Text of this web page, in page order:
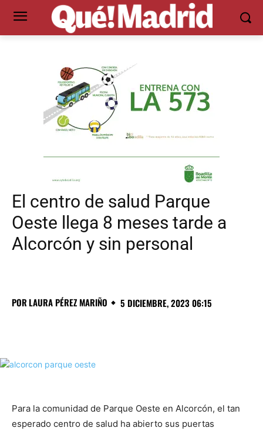
El centro de salud Parque
Oeste llega 8 meses tarde a
Alcorcón y sin personal
POR LAURA PÉREZ MARIÑO 5 DICIEMBRE, 2023 06:15
Para la comunidad de Parque Oeste en Alcorcón, el tan
esperado centro de salud ha abierto sus puertas